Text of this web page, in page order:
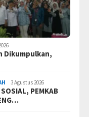
Dikumpulkan,
3 Agustus 2026
PEMKAB